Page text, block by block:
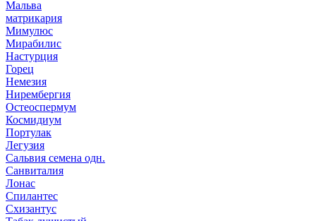
Мальва
матрикария
Мимулюс
Мирабилис
Настурция
Горец
Немезия
Нирембергия
Остеоспермум
Космидиум
Портулак
Легузия
Сальвия семена одн.
Санвиталия
Лонас
Спилантес
Схизантус